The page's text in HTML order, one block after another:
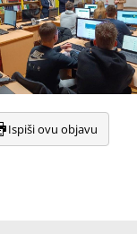
Ispiši ovu objavu